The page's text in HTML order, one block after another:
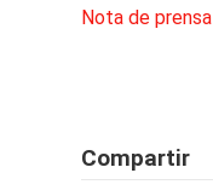
Nota de prensa
Compartir